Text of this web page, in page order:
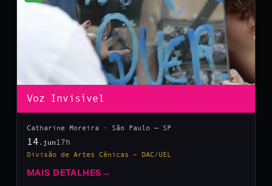
Voz Invisível
Catharine Moreira · São Paulo — SP
14 .jun 17h
Divisão de Artes Cênicas – DAC/UEL
MAIS DETALHES →